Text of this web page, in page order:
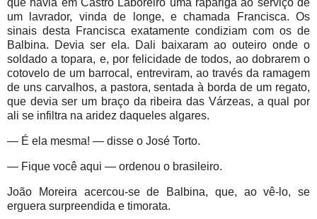
que havia em Castro Laboreiro uma rapariga ao serviço de
um lavrador, vinda de longe, e chamada Francisca. Os
sinais desta Francisca exatamente condiziam com os de
Balbina. Devia ser ela. Dali baixaram ao outeiro onde o
soldado a topara, e, por felicidade de todos, ao dobrarem o
cotovelo de um barrocal, entreviram, ao través da ramagem
de uns carvalhos, a pastora, sentada à borda de um regato,
que devia ser um braço da ribeira das Várzeas, a qual por
ali se infiltra na aridez daqueles algares.
— É ela mesma! — disse o José Torto.
— Fique você aqui — ordenou o brasileiro.
João Moreira acercou-se de Balbina, que, ao vê-lo, se
erguera surpreendida e timorata.